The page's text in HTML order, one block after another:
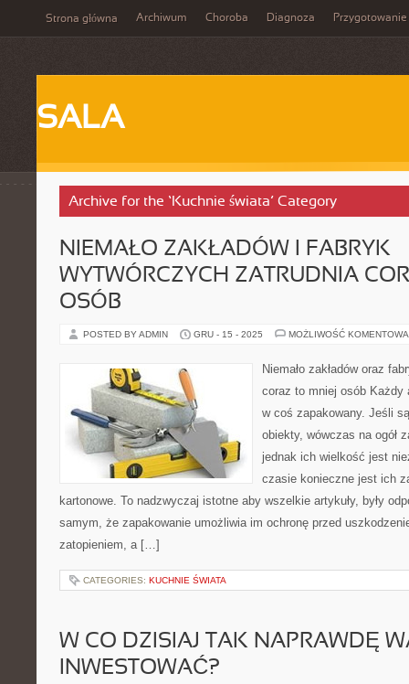
Strona główna Archiwum Choroba Diagnoza Przygotowanie
SALA
Archive for the ‘Kuchnie świata’ Category
NIEMAŁO ZAKŁADÓW I FABRYK
WYTWÓRCZYCH ZATRUDNIA
OSÓB
POSTED BY ADMIN GRU - 15 - 2025 MOŻLIWOŚĆ
Niemało zakładów oraz
coraz to mniej osób Każdy
w coś zapakowany. Jeśli
obiekty, wówczas na ogół
jednak ich wielkość jest
czasie konieczne jest ich
kartonowe. To nadzwyczaj istotne aby wszelkie artykuły, były
samym, że zapakowanie umożliwia im ochronę przed
zatopieniem, a […]
CATEGORIES: KUCHNIE ŚWIATA
W CO DZISIAJ TAK NAPRAWDĘ
INWESTOWAĆ?